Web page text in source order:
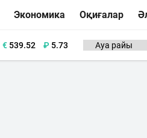
Экономика Оқиғалар
€539.52 ₽ 5.73